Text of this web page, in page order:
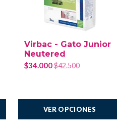
Virbac - Gato Junior
Neutered
$34.000$42.500
VER OPCIONES